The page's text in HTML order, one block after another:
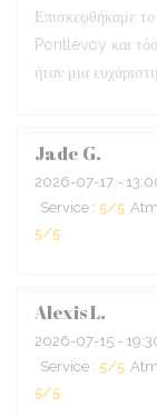
Επισκεφθήκαμε
Pontlevoy και
ήταν μια
Jade G
2026-07-17 -
Service : 5/5
5/5
AlexisL
2026-07-15 -
Service : 5/5
5/5